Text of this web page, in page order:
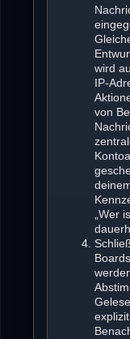
wird
IP-
von
„Wer